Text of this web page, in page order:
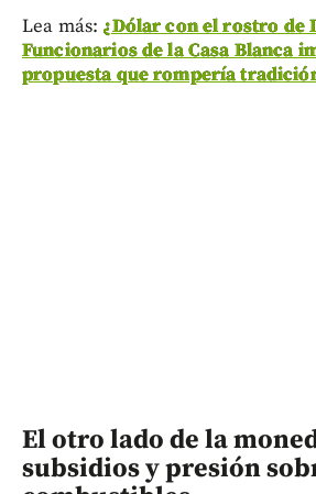
Lea más: ¿Dólar con el rostro de
Funcionarios de la Casa Blanca
propuesta que rompería
El otro lado de la
subsidios y presión